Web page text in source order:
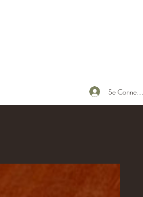
Se Connecter